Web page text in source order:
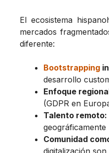
El ecosistema
mercados
diferente:
Bootstrapping
desarrollo
Enfoque
(GDPR en
Talento remoto:
geográficamente
Comunidad